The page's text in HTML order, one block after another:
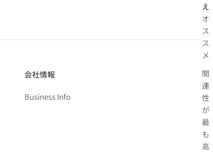
え
オ
ス
ス
メ
関
連
性
が
最
も
高
会社情報
Business Info